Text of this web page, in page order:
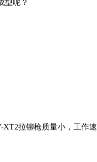
型呢？
XT2拉铆枪质量小，工作